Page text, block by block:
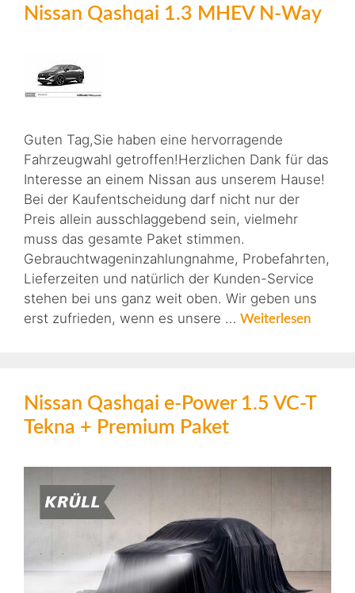
Nissan Qashqai 1.3 MHEV N-Way
Guten Tag,Sie haben eine hervorragende
Fahrzeugwahl getroffen!Herzlichen Dank für das
Interesse an einem Nissan aus unserem Hause!
Bei der Kaufentscheidung darf nicht nur der
Preis allein ausschlaggebend sein, vielmehr
muss das gesamte Paket stimmen.
Gebrauchtwageninzahlungnahme, Probefahrten,
Lieferzeiten und natürlich der Kunden-Service
stehen bei uns ganz weit oben. Wir geben uns
erst zufrieden, wenn es unsere … Weiterlesen
Nissan Qashqai e-Power 1.5 VC-T
Tekna + Premium Paket